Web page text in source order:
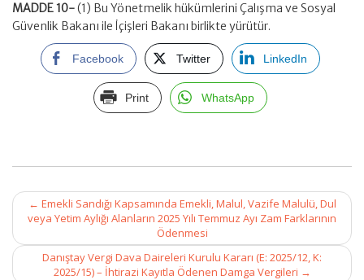
MADDE 10-(1) Bu Yönetmelik hükümlerini Çalışma ve Sosyal
Güvenlik Bakanı ile İçişleri Bakanı birlikte yürütür.
Facebook Twitter LinkedIn
Print WhatsApp
Post
navigation
← Emekli Sandığı Kapsamında Emekli, Malul, Vazife Malulü, Dul
veya Yetim Aylığı Alanların 2025 Yılı Temmuz Ayı Zam Farklarının
Ödenmesi
Danıştay Vergi Dava Daireleri Kurulu Kararı (E: 2025/12, K:
2025/15) – İhtirazi Kayıtla Ödenen Damga Vergileri →